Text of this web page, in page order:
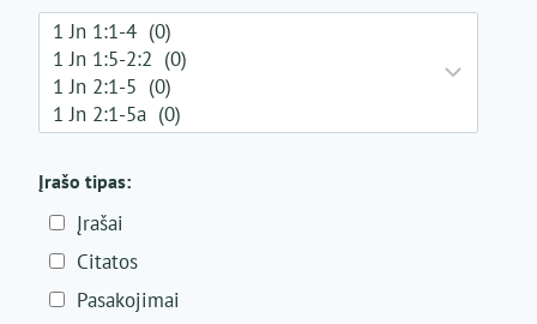
Įrašo tipas:
Įrašai
Citatos
Pasakojimai